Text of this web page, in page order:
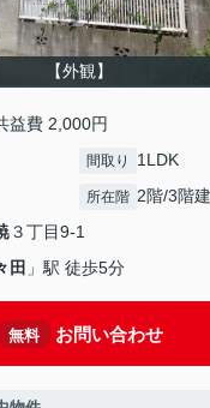
【外観】
益費 2,000円
間取り 1LDK
所在階 2階/3階建
３丁目9-1
田 」駅 徒歩5分
無料 お問い合わせ